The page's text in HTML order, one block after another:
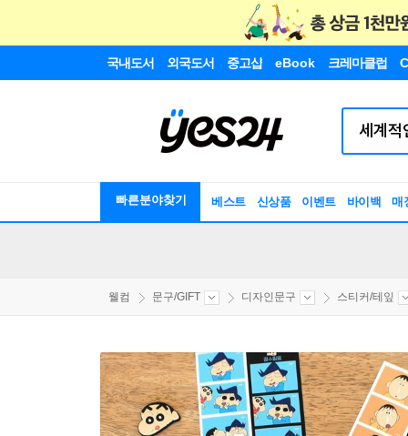
국내도서 외국도서 중고샵 eBook 크레마클럽
빠른분야찾기 베스트 신상품 이벤트 바이백 매
웰컴 문구/GIFT 디자인문구 스티커/테잎